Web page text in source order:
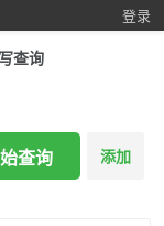
登录
查询
查询 添加